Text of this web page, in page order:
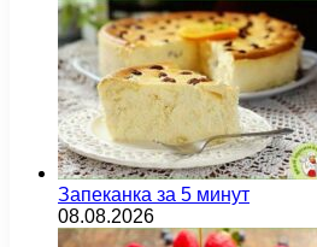
Запеканка за 5 минут
08.08.2026